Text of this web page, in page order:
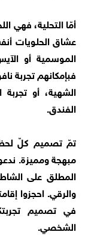
أمّا التحلية، فهي
عشاق الحلويات
الموسمية أو
فبإمكانهم تجربة
الشهية، أو تجربة
الفندق.
تمّ تصميم كلّ
مبهجة ومميزة.
المطلق على
والرقي. احجزوا
في تصميم
الشخصي.